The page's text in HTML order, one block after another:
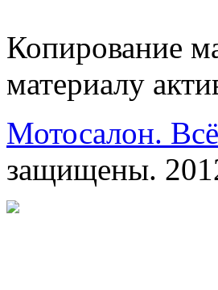
Копирование
материалу
Мотосалон.
защищены.